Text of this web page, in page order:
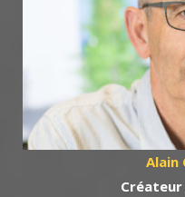
Alain
Créateur